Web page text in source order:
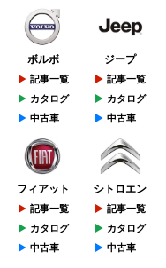
ボルボ
記事一覧
カタログ
中古車
ジープ
記事一覧
カタログ
中古車
フィアット
記事一覧
カタログ
中古車
シトロエン
記事一覧
カタログ
中古車